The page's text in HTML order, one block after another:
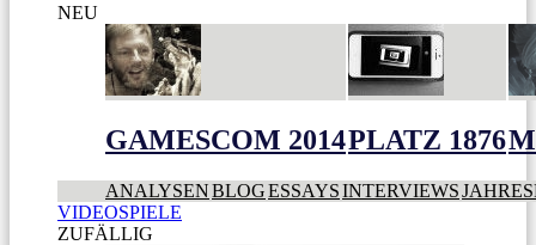
NEU
GAMESCOM 2014PLATZ 1876
ANALYSENBLOGESSAYSINTERVIEWS
VIDEOSPIELE
ZUFÄLLIG